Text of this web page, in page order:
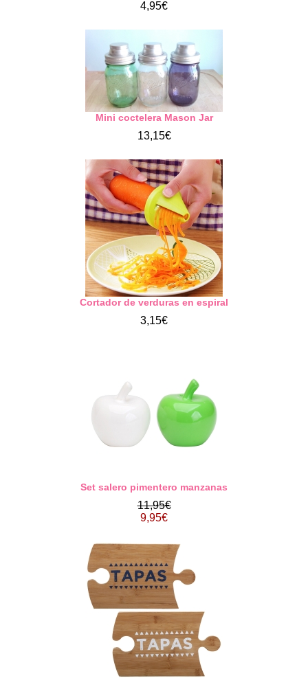
4,95€
Mini coctelera Mason Jar
13,15€
Cortador de verduras en espiral
3,15€
Set salero pimentero manzanas
11,95€
9,95€